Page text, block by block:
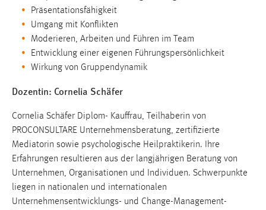
Präsentationsfähigkeit
Umgang mit Konflikten
Moderieren, Arbeiten und Führen im Team
Entwicklung einer eigenen Führungspersönlichkeit
Wirkung von Gruppendynamik
Dozentin: Cornelia Schäfer
Cornelia Schäfer Diplom- Kauffrau, Teilhaberin von
PROCONSULTARE Unternehmensberatung, zertifizierte
Mediatorin sowie psychologische Heilpraktikerin. Ihre
Erfahrungen resultieren aus der langjährigen Beratung von
Unternehmen, Organisationen und Individuen. Schwerpunkte
liegen in nationalen und internationalen
Unternehmensentwicklungs- und Change-Management-
Website erforderlich.
Einverständnis
Name:
Dieser Cookie speichert die ausgewählten Einverständnis-
Optionen des Benutzers
Cookie Laufzeit:
1 Jahr
Performance